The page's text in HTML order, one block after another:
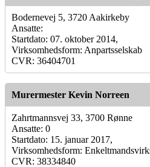
Bodernevej 5, 3720 Aakirkeby
Ansatte:
Startdato: 07. oktober 2014,
Virksomhedsform: Anpartsselskab
CVR: 36404701
Murermester Kevin Norreen
Zahrtmannsvej 33, 3700 Rønne
Ansatte: 0
Startdato: 15. januar 2017,
Virksomhedsform:
CVR: 38334840